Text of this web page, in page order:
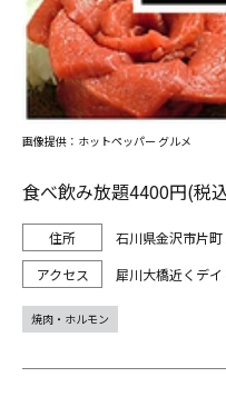
食べ飲み放題4400円(税
石川県金沢市片
犀川大橋近くデ
画像提供：ホットペッパー グルメ
焼肉・ホルモン